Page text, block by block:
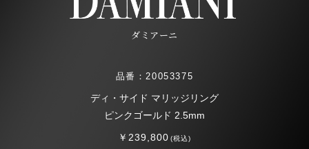
ダミアーニ
品番：20053375
ディ・サイド マリッジリング
ピンクゴールド 2.5mm
￥239,800(税込)